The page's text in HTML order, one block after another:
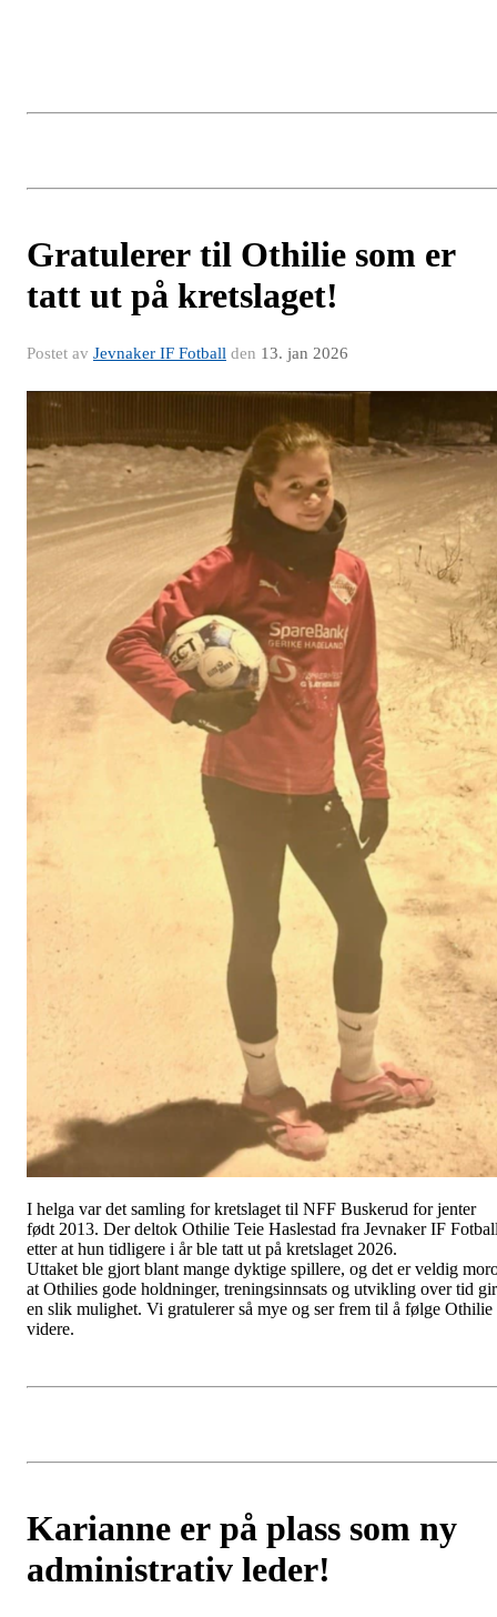
Gratulerer til Othilie som er
tatt ut på kretslaget!
Postet av Jevnaker IF Fotball den 13. jan 2026
I helga var det samling for kretslaget til NFF Buskerud for jenter
født 2013. Der deltok Othilie Teie Haslestad fra Jevnaker IF
etter at hun tidligere i år ble tatt ut på kretslaget 2026.
Uttaket ble gjort blant mange dyktige spillere, og det er veldig
at Othilies gode holdninger, treningsinnsats og utvikling over tid gir
en slik mulighet. Vi gratulerer så mye og ser frem til å følge Othilie
videre.
Karianne er på plass som ny
administrativ leder!